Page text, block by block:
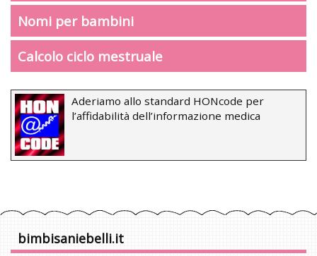
Nomi per bambini
Calcolo ciclo mestruale
Aderiamo allo standard HONcode per
l’affidabilità dell’informazione medica
bimbisaniebelli.it